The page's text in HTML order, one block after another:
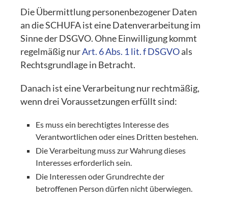
Die Übermittlung personenbezogener Daten
an die SCHUFA ist eine Datenverarbeitung im
Sinne der DSGVO. Ohne Einwilligung kommt
regelmäßig nurArt. 6 Abs. 1 lit. f DSGVOals
Rechtsgrundlage in Betracht.
Danach ist eine Verarbeitung nur rechtmäßig,
wenn drei Voraussetzungen erfüllt sind:
Es muss ein berechtigtes Interesse des
Verantwortlichen oder eines Dritten bestehen.
Die Verarbeitung muss zur Wahrung dieses
Interesses erforderlich sein.
Die Interessen oder Grundrechte der
betroffenen Person dürfen nicht überwiegen.